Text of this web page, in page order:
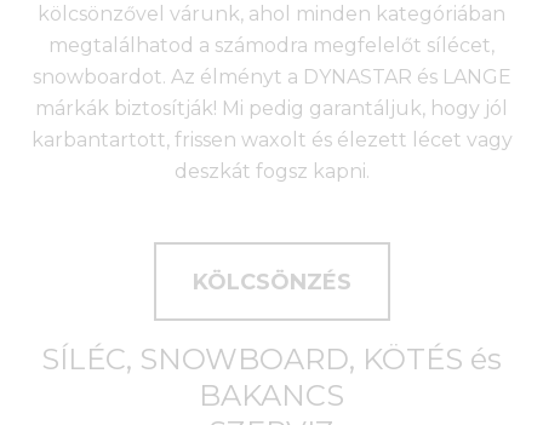
kölcsönzővel várunk, ahol minden kategóriában
megtalálhatod a számodra megfelelőt sílécet,
snowboardot. Az élményt a DYNASTAR és LANGE
márkák biztosítják! Mi pedig garantáljuk, hogy jól
karbantartott, frissen waxolt és élezett lécet vagy
deszkát fogsz kapni.
KÖLCSÖNZÉS
SÍLÉC, SNOWBOARD, KÖTÉS és
BAKANCS